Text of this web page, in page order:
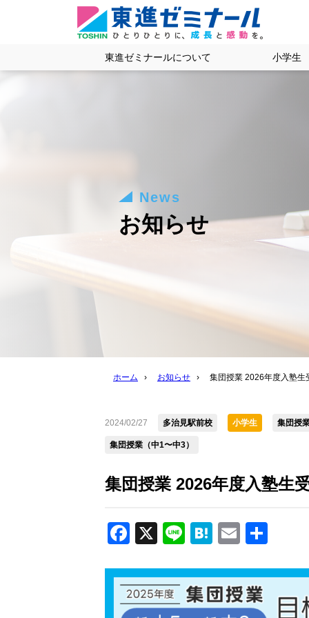
東進ゼミナールについて 小学生
News
お知らせ
ホーム › お知らせ › 集団授業 2026年度入塾生
2024/02/27 多治見駅前校 小学生 集団授
集団授業（中1〜中3）
集団授業 2026年度入塾生
Facebook
X LineHatena
Email